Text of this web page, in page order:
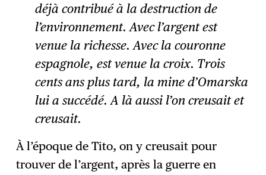
déjà contribué à la destruction de
l’environnement. Avec l’argent est
venue la richesse. Avec la couronne
espagnole, est venue la croix. Trois
cents ans plus tard, la mine d’Omarska
lui a succédé. A là aussi l’on creusait et
creusait.
À l’époque de Tito, on y creusait pour
trouver de l’argent, après la guerre en